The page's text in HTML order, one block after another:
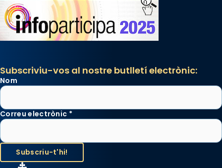
Subscriviu-vos al nostre butlletí electrònic:
Nom
Correu electrònic *